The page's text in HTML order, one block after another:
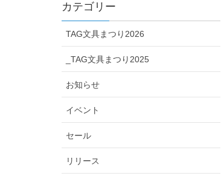
カテゴリー
TAG文具まつり2026
_TAG文具まつり2025
お知らせ
イベント
セール
リリース